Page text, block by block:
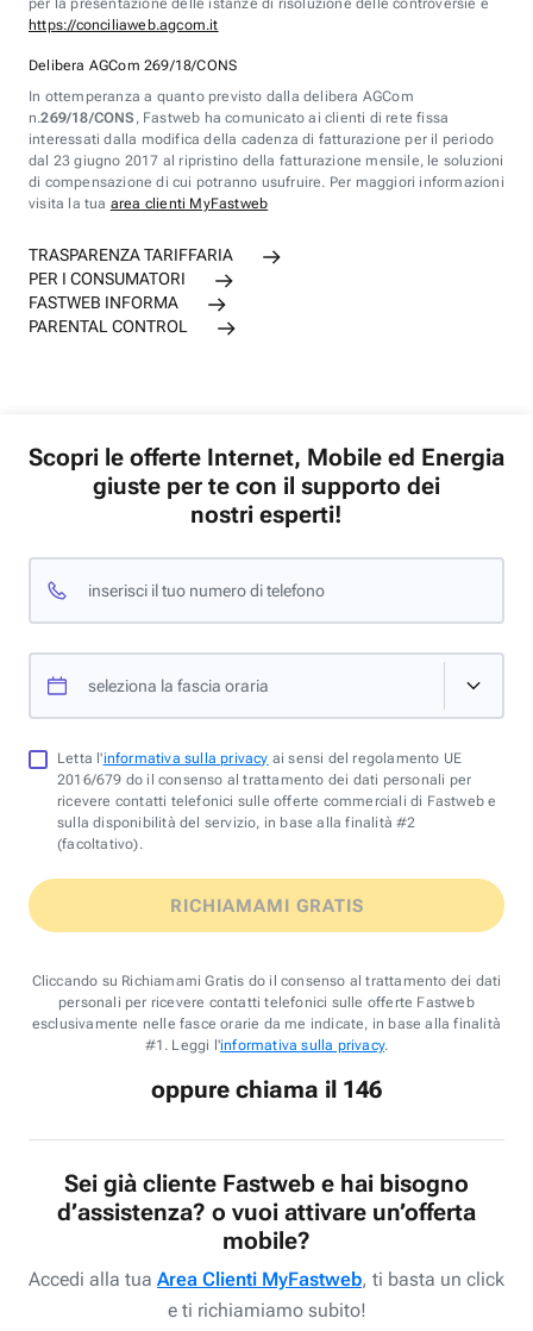
per la presentazione delle istanze di risoluzione delle controversie è
https://conciliaweb.agcom.it
Delibera AGCom 269/18/CONS
In ottemperanza a quanto previsto dalla delibera AGCom
n.269/18/CONS , Fastweb ha comunicato ai clienti di rete fissa
interessati dalla modifica della cadenza di fatturazione per il periodo
dal 23 giugno 2017 al ripristino della fatturazione mensile, le soluzioni
di compensazione di cui potranno usufruire. Per maggiori informazioni
visita la tua area clienti MyFastweb
TRASPARENZA TARIFFARIA
PER I CONSUMATORI
FASTWEB INFORMA
PARENTAL CONTROL
Scopri le offerte Internet, Mobile ed Energia
giuste per te con il supporto dei
nostri esperti!
inserisci il tuo numero di telefono
seleziona la fascia oraria
Letta l'informativa sulla privacy ai sensi del regolamento UE
2016/679 do il consenso al trattamento dei dati personali per
ricevere contatti telefonici sulle offerte commerciali di Fastweb e
sulla disponibilità del servizio, in base alla finalità #2
(facoltativo).
RICHIAMAMI GRATIS
Cliccando su Richiamami Gratis do il consenso al trattamento dei dati
personali per ricevere contatti telefonici sulle offerte Fastweb
esclusivamente nelle fasce orarie da me indicate, in base alla finalità
#1. Leggi l'informativa sulla privacy.
oppure chiama il 146
Sei già cliente Fastweb e hai bisogno
d’assistenza? o vuoi attivare un’offerta
mobile?
Accedi alla tua Area Clienti MyFastweb, ti basta un click
e ti richiamiamo subito!